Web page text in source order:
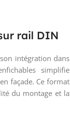
rail DIN
intégration dans
simplifie
façade. Ce format
du montage et la